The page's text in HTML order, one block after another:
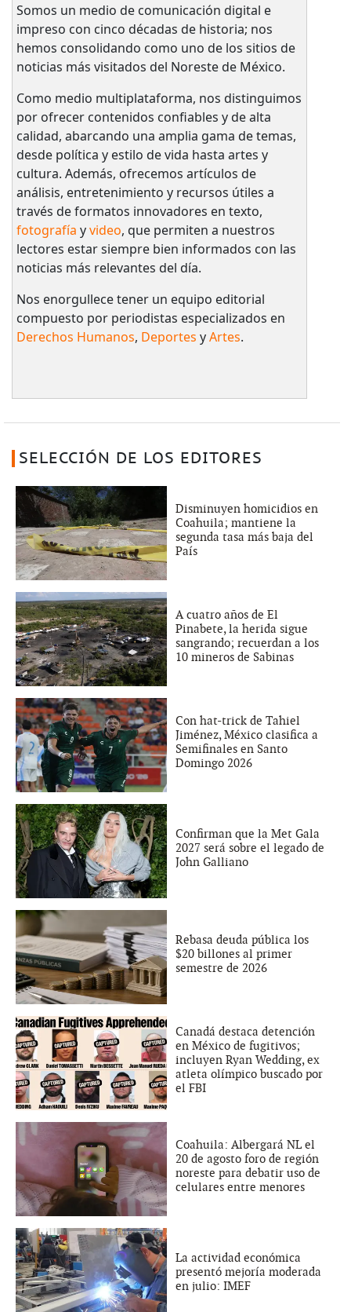
Somos un medio de comunicación digital e
impreso con cinco décadas de historia; nos
hemos consolidando como uno de los sitios de
noticias más visitados del Noreste de México.
Como medio multiplataforma, nos distinguimos
por ofrecer contenidos confiables y de alta
calidad, abarcando una amplia gama de temas,
desde política y estilo de vida hasta artes y
cultura. Además, ofrecemos artículos de
análisis, entretenimiento y recursos útiles a
través de formatos innovadores en texto,
fotografía yvideo, que permiten a nuestros
lectores estar siempre bien informados con las
noticias más relevantes del día.
Nos enorgullece tener un equipo editorial
compuesto por periodistas especializados en
Derechos Humanos, Deportes yArtes.
SELECCIÓN DE LOS EDITORES
Disminuyen homicidios en
Coahuila; mantiene la
segunda tasa más baja del
País
A cuatro años de El
Pinabete, la herida sigue
sangrando; recuerdan a los
10 mineros de Sabinas
Con hat-trick de Tahiel
Jiménez, México clasifica a
Semifinales en Santo
Domingo 2026
Confirman que la Met Gala
2027 será sobre el legado de
John Galliano
Rebasa deuda pública los
$20 billones al primer
semestre de 2026
Canadá destaca detención
en México de fugitivos;
incluyen Ryan Wedding, ex
atleta olímpico buscado por
el FBI
Coahuila: Albergará NL el
20 de agosto foro de región
noreste para debatir uso de
celulares entre menores
La actividad económica
presentó mejoría moderada
en julio: IMEF